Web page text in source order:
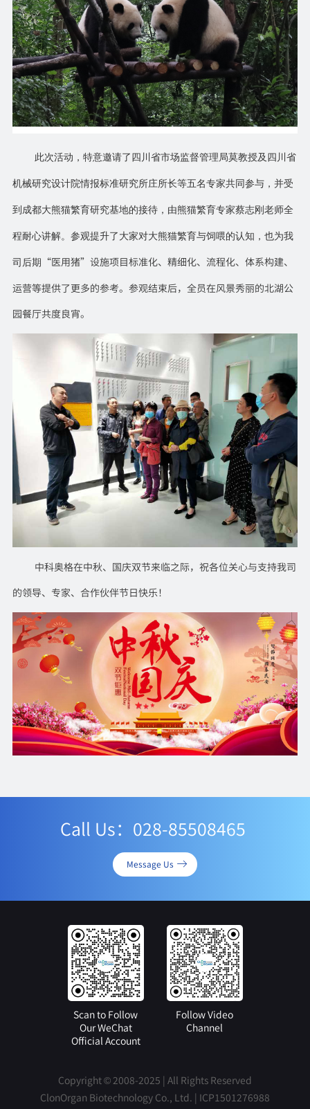
此次活动，特意邀请了四川省市场监督管理局莫教授及四川省
机械研究设计院情报标准研究所庄所长等五名专家共同参与，并受
到成都大熊猫繁育研究基地的接待，由熊猫繁育专家蔡志刚老师全
程耐心讲解。参观提升了大家对大熊猫繁育与饲喂的认知，也为我
司后期 “医用猪”设施项目标准化、精细化、流程化、体系构建、
运营等提供了更多的参考。参观结束后，全员在风景秀丽的北湖公
园餐厅共度良宵。
中科奥格在中秋、国庆双节来临之际，祝各位关心与支持我司
的领导、专家、合作伙伴节日快乐！
Call Us：028-85508465
Message Us
Scan to Follow
Our WeChat
Official Account
Follow Video
Channel
Copyright © 2008-2025 | All Rights Reserved
ClonOrgan Biotechnology Co., Ltd. | ICP1501276988